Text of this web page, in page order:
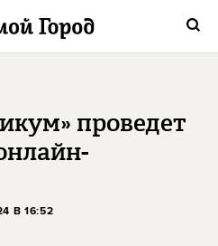
проведет
В 16:52